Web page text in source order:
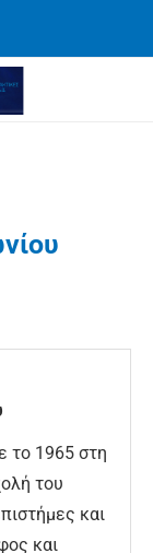
το 1965 στη
του
και
και